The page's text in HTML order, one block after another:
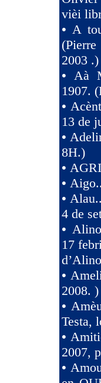
vièi
•A
2003 .)
•Aà
1907.
•
13 de
•
8H.)
•
•
•
4 de
•
17
•
2008. )
•
Testa,
•
2007,
•